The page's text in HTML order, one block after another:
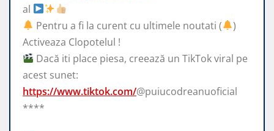
al
Pentru a fi la curent cu ultimele noutati (
)
Activeaza Clopotelul !
Dacă iti place piesa, creează un TikTok viral pe
acest sunet:
https://www.tiktok.com/@puiucodreanuoficial
****